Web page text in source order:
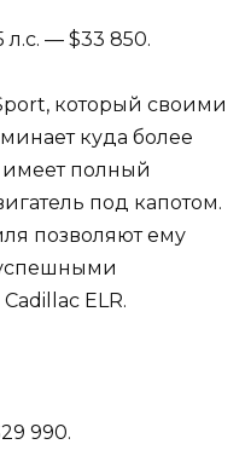
л.с. — $33 850.
который своими
куда более
полный
под капотом.
позволяют ему
ELR.
990.